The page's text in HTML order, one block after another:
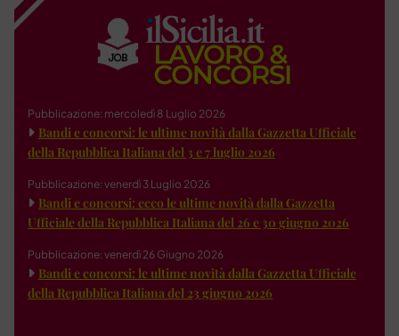
Pubblicazione: mercoledì 8 Luglio 2026
Bandi e concorsi: le ultime novità dalla Gazzetta Ufficiale
della Repubblica Italiana del 3 e 7 luglio 2026
Pubblicazione: venerdì 3 Luglio 2026
Bandi e concorsi: ecco le ultime novità dalla Gazzetta
Ufficiale della Repubblica Italiana del 26 e 30 giugno 2026
Pubblicazione: venerdì 26 Giugno 2026
Bandi e concorsi: le ultime novità dalla Gazzetta Ufficiale
della Repubblica Italiana del 23 giugno 2026